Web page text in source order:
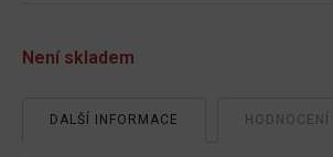
Není skladem
DALŠÍ INFORMACE